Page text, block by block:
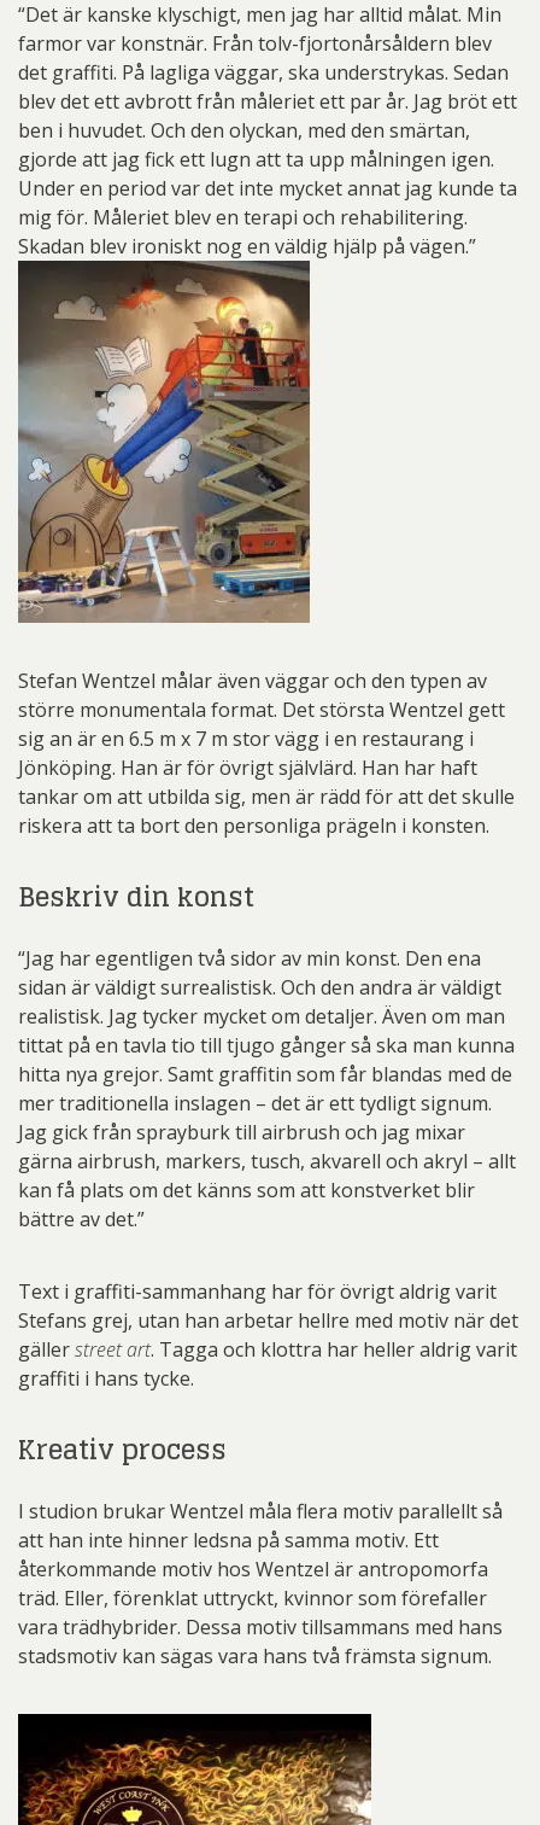
“Det är kanske klyschigt, men jag har alltid målat. Min
farmor var konstnär. Från tolv-fjortonårsåldern blev
det graffiti. På lagliga väggar, ska understrykas. Sedan
blev det ett avbrott från måleriet ett par år. Jag bröt ett
ben i huvudet. Och den olyckan, med den smärtan,
gjorde att jag fick ett lugn att ta upp målningen igen.
Under en period var det inte mycket annat jag kunde ta
mig för. Måleriet blev en terapi och rehabilitering.
Skadan blev ironiskt nog en väldig hjälp på vägen.”
Stefan Wentzel målar även väggar och den typen av
större monumentala format. Det största Wentzel gett
sig an är en 6.5 m x 7 m stor vägg i en restaurang i
Jönköping. Han är för övrigt självlärd. Han har haft
tankar om att utbilda sig, men är rädd för att det skulle
riskera att ta bort den personliga prägeln i konsten.
Beskriv din konst
“Jag har egentligen två sidor av min konst. Den ena
sidan är väldigt surrealistisk. Och den andra är väldigt
realistisk. Jag tycker mycket om detaljer. Även om man
tittat på en tavla tio till tjugo gånger så ska man kunna
hitta nya grejor. Samt graffitin som får blandas med de
mer traditionella inslagen – det är ett tydligt signum.
Jag gick från sprayburk till airbrush och jag mixar
gärna airbrush, markers, tusch, akvarell och akryl – allt
kan få plats om det känns som att konstverket blir
bättre av det.”
Text i graffiti-sammanhang har för övrigt aldrig varit
Stefans grej, utan han arbetar hellre med motiv när det
gällerstreet art. Tagga och klottra har heller aldrig varit
graffiti i hans tycke.
Kreativ process
I studion brukar Wentzel måla flera motiv parallellt så
att han inte hinner ledsna på samma motiv. Ett
återkommande motiv hos Wentzel är antropomorfa
träd. Eller, förenklat uttryckt, kvinnor som förefaller
vara trädhybrider. Dessa motiv tillsammans med hans
stadsmotiv kan sägas vara hans två främsta signum.